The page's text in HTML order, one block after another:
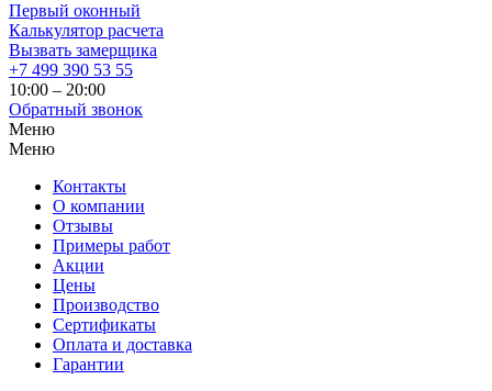
Первый оконный
Калькулятор расчета
Вызвать замерщика
+7 499 390 53 55
10:00 – 20:00
Обратный звонок
Меню
Меню
Контакты
О компании
Отзывы
Примеры работ
Акции
Цены
Производство
Сертификаты
Оплата и доставка
Гарантии